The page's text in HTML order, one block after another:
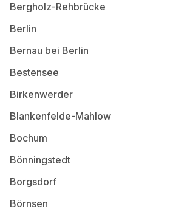
Bergholz-Rehbrücke
Berlin
Bernau bei Berlin
Bestensee
Birkenwerder
Blankenfelde-Mahlow
Bochum
Bönningstedt
Borgsdorf
Börnsen